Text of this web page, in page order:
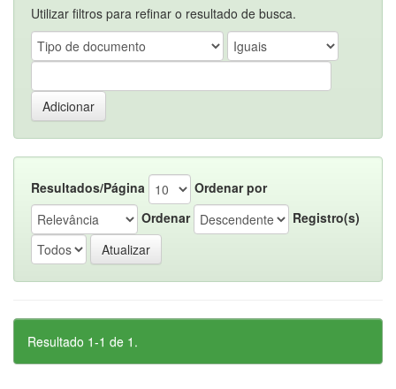
Utilizar filtros para refinar o resultado de busca.
Resultados/Página
Ordenar por
Ordenar
Registro(s)
Resultado 1-1 de 1.